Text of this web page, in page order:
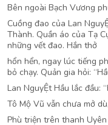
Bên ngoài Bạch Vương
Cuồng đao của Lan
Thành. Quần áo của Tạ
những vết đao. Hắn thở
hổn hển, ngay lúc tiếng
bỏ chạy. Quản gia hỏi:
Lan NguyỆt Hầu lắc đầu:
Tô Mộ Vũ vẫn chưa mở
Phù triện trên thanh